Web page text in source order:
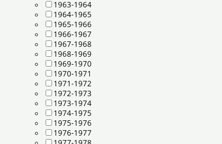
1963-1964
1964-1965
1965-1966
1966-1967
1967-1968
1968-1969
1969-1970
1970-1971
1971-1972
1972-1973
1973-1974
1974-1975
1975-1976
1976-1977